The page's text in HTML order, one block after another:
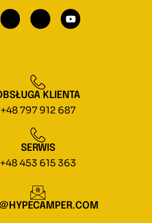
KLIENTA
+48 797 912 687
SERWIS
+48 453 615 363